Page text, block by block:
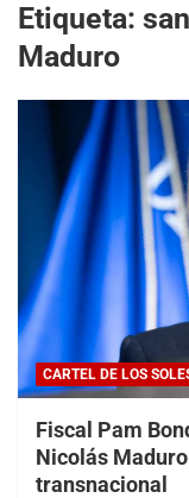
Etiqueta:
Maduro
CARTEL DE LOS
Fiscal Pam
Nicolás
transnacional